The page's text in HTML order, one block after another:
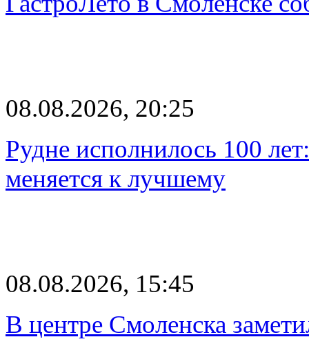
08.08.2026, 20:25
Рудне исполнилось 100
меняется к лучшему
08.08.2026, 15:45
В центре Смоленска